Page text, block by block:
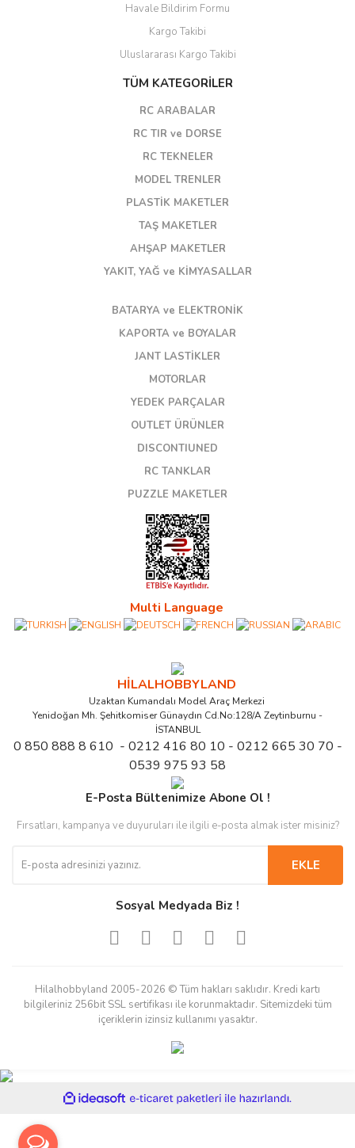
Havale Bildirim Formu
Kargo Takibi
Uluslararası Kargo Takibi
TÜM KATEGORİLER
RC ARABALAR
RC TIR ve DORSE
RC TEKNELER
MODEL TRENLER
PLASTİK MAKETLER
TAŞ MAKETLER
AHŞAP MAKETLER
YAKIT, YAĞ ve KİMYASALLAR
BATARYA ve ELEKTRONİK
KAPORTA ve BOYALAR
JANT LASTİKLER
MOTORLAR
YEDEK PARÇALAR
OUTLET ÜRÜNLER
DISCONTIUNED
RC TANKLAR
PUZZLE MAKETLER
Multi Language
HİLALHOBBYLAND
Uzaktan Kumandalı Model Araç Merkezi
Yenidoğan Mh. Şehitkomiser Günaydın Cd.No:128/A Zeytinburnu -
İSTANBUL
0 850 888 8 610 - 0212 416 80 10 - 0212 665 30 70 -
0539 975 93 58
E-Posta Bültenimize Abone Ol !
Fırsatları, kampanya ve duyuruları ile ilgili e-posta almak ister misiniz?
EKLE
Sosyal Medyada Biz !
Hilalhobbyland 2005-2026 © Tüm hakları saklıdır. Kredi kartı
bilgileriniz 256bit SSL sertifikası ile korunmaktadır. Sitemizdeki tüm
içeriklerin izinsiz kullanımı yasaktır.
ideasoft
e-